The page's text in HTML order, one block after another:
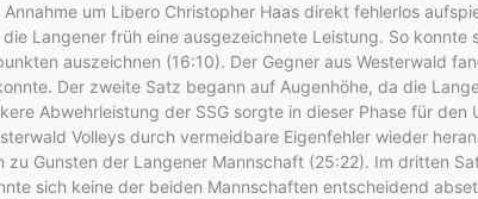
um Libero Christopher Haas direkt fehlerlos
Langener früh eine ausgezeichnete Leistung. So
auszeichnen (16:10). Der Gegner aus Westerwald
Der zweite Satz begann auf Augenhöhe, da die
Abwehrleistung der SSG sorgte in dieser Phase für
Volleys durch vermeidbare Eigenfehler wieder
Gunsten der Langener Mannschaft (25:22). Im dritten
sich keine der beiden Mannschaften entscheidend